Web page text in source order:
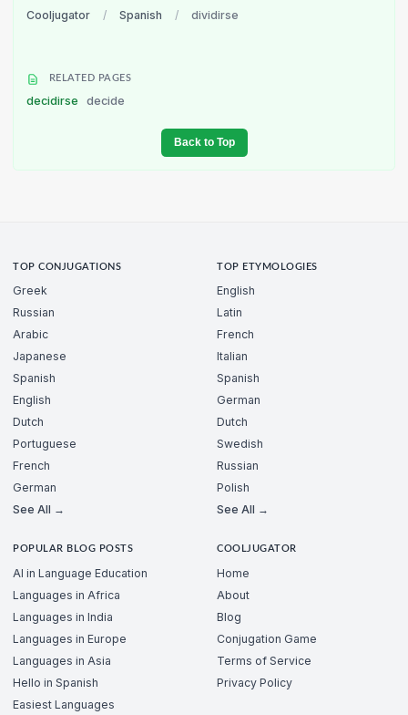
Cooljugator / Spanish / dividirse
RELATED PAGES
decidirse decide
Back to Top
TOP CONJUGATIONS
Greek
Russian
Arabic
Japanese
Spanish
English
Dutch
Portuguese
French
German
See All →
TOP ETYMOLOGIES
English
Latin
French
Italian
Spanish
German
Dutch
Swedish
Russian
Polish
See All →
POPULAR BLOG POSTS
AI in Language Education
Languages in Africa
Languages in India
Languages in Europe
Languages in Asia
Hello in Spanish
Easiest Languages
COOLJUGATOR
Home
About
Blog
Conjugation Game
Terms of Service
Privacy Policy